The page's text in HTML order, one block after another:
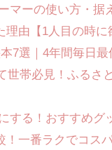
マーの使い方・
理由【1人目の時に
7選｜4年間毎日
世帯必見！ふる
する！おすすめグ
！一番ラクでコス